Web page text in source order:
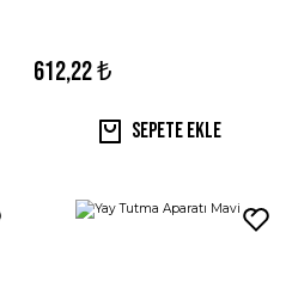
612,22 ₺
Sepete Ekle